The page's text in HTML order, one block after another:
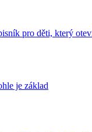
pro děti, který
je základ